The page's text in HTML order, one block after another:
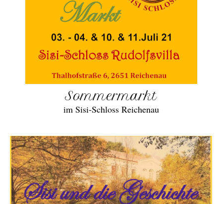
Sommermarkt
im Sisi-Schloss Reichenau